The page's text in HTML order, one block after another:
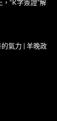
“K字簽證”解
氣力 | 羊晚政